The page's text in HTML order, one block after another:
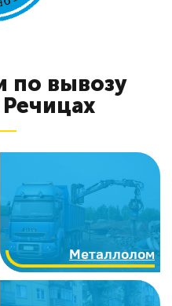
по вывозу
Металлолом